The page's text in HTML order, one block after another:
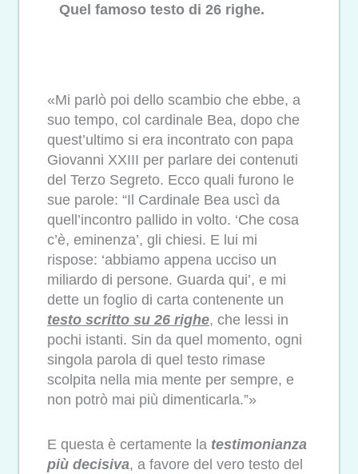
Quel famoso testo di 26 righe.
«Mi parlò poi dello scambio che ebbe, a
suo tempo, col cardinale Bea, dopo che
quest’ultimo si era incontrato con papa
Giovanni XXIII per parlare dei contenuti
del Terzo Segreto. Ecco quali furono le
sue parole: “Il Cardinale Bea uscì da
quell’incontro pallido in volto. ‘Che cosa
c’è, eminenza’, gli chiesi. E lui mi
rispose: ‘abbiamo appena ucciso un
miliardo di persone. Guarda qui’, e mi
dette un foglio di carta contenente un
testo scritto su 26 righe, che lessi in
pochi istanti. Sin da quel momento, ogni
singola parola di quel testo rimase
scolpita nella mia mente per sempre, e
non potrò mai più dimenticarla.”»
E questa è certamente la testimonianza
più decisiva, a favore del vero testo del